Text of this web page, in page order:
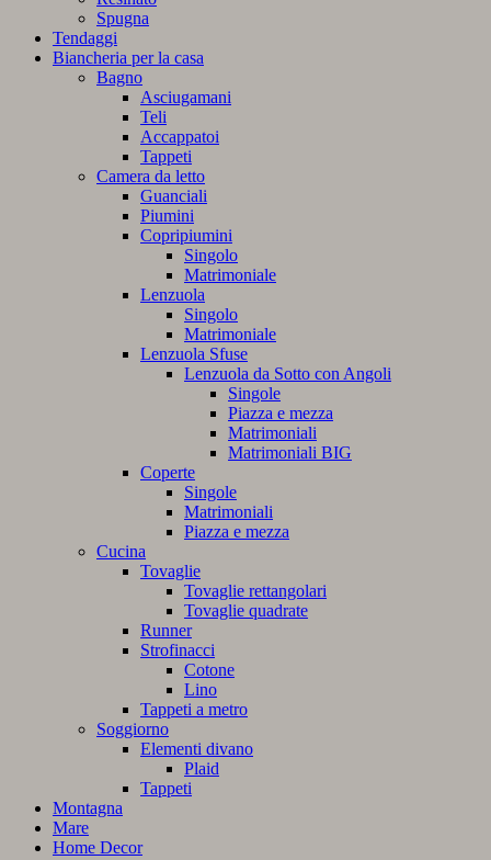
Spugna
Tendaggi
Biancheria per la casa
Bagno
Asciugamani
Teli
Accappatoi
Tappeti
Camera da letto
Guanciali
Piumini
Copripiumini
Singolo
Matrimoniale
Lenzuola
Singolo
Matrimoniale
Lenzuola Sfuse
Lenzuola da Sotto con Angoli
Singole
Piazza e mezza
Matrimoniali
Matrimoniali BIG
Coperte
Singole
Matrimoniali
Piazza e mezza
Cucina
Tovaglie
Tovaglie rettangolari
Tovaglie quadrate
Runner
Strofinacci
Cotone
Lino
Tappeti a metro
Soggiorno
Elementi divano
Plaid
Tappeti
Montagna
Mare
Home Decor